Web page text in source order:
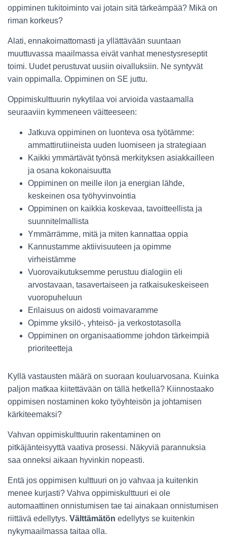
oppiminen tukitoiminto vai jotain sitä tärkeämpää? Mikä on
riman korkeus?
Alati, ennakoimattomasti ja yllättävään suuntaan
muuttuvassa maailmassa eivät vanhat menestysreseptit
toimi. Uudet perustuvat uusiin oivalluksiin. Ne syntyvät
vain oppimalla. Oppiminen on SE juttu.
Oppimiskulttuurin nykytilaa voi arvioida vastaamalla
seuraaviin kymmeneen väitteeseen:
Jatkuva oppiminen on luonteva osa työtämme:
ammattirutiineista uuden luomiseen ja strategiaan
Kaikki ymmärtävät työnsä merkityksen asiakkailleen
ja osana kokonaisuutta
Oppiminen on meille ilon ja energian lähde,
keskeinen osa työhyvinvointia
Oppiminen on kaikkia koskevaa, tavoitteellista ja
suunnitelmallista
Ymmärrämme, mitä ja miten kannattaa oppia
Kannustamme aktiivisuuteen ja opimme
virheistämme
Vuorovaikutuksemme perustuu dialogiin eli
arvostavaan, tasavertaiseen ja ratkaisukeskeiseen
vuoropuheluun
Erilaisuus on aidosti voimavaramme
Opimme yksilö-, yhteisö- ja verkostotasolla
Oppiminen on organisaatiomme johdon tärkeimpiä
prioriteetteja
Kyllä vastausten määrä on suoraan kouluarvosana. Kuinka
paljon matkaa kiitettävään on tällä hetkellä? Kiinnostaako
oppimisen nostaminen koko työyhteisön ja johtamisen
kärkiteemaksi?
Vahvan oppimiskulttuurin rakentaminen on
pitkäjänteisyyttä vaativa prosessi. Näkyviä parannuksia
saa onneksi aikaan hyvinkin nopeasti.
Entä jos oppimisen kulttuuri on jo vahvaa ja kuitenkin
menee kurjasti? Vahva oppimiskulttuuri ei ole
automaattinen onnistumisen tae tai ainakaan onnistumisen
riittävä edellytys. Välttämätön edellytys se kuitenkin
nykymaailmassa taitaa olla.